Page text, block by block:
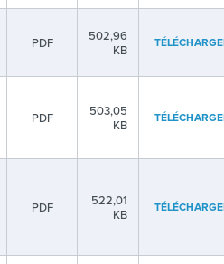
PDF
502,96
KB
PDF
503,05
KB
PDF
522,01
KB